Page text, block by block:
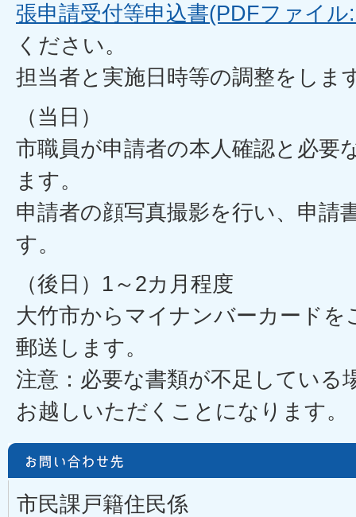
張申請受付等申込書(PDFファイル
ください。
担当者と実施日時等の調整をしま
（当日）
市職員が申請者の本人確認と必要
ます。
申請者の顔写真撮影を行い、申請
す。
（後日）1～2カ月程度
大竹市からマイナンバーカードを
郵送します。
注意：必要な書類が不足している
お越しいただくことになります。
市民課戸籍住民係